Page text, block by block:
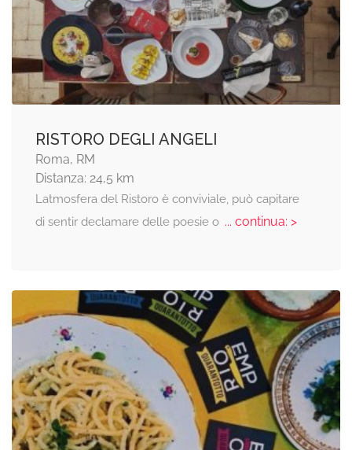
RISTORO DEGLI ANGELI
Roma, RM
Distanza: 24,5 km
Latmosfera del Ristoro è conviviale, può capitare
di sentir declamare delle poesie o... continua: >